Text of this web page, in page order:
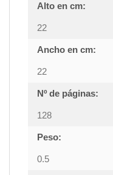
Alto en cm:
22
Ancho en cm:
22
Nº de páginas:
128
Peso:
0.5